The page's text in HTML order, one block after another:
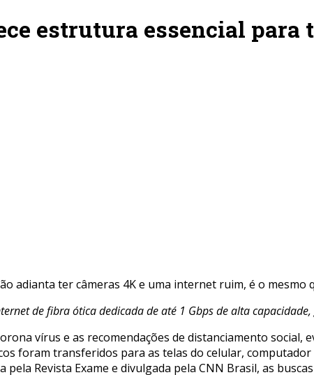
estrutura essencial para
adianta ter câmeras 4K e uma internet ruim, é o
de fibra ótica dedicada de até 1 Gbps de alta
vírus e as recomendações de distanciamento
foram transferidos para as telas do celular,
pela Revista Exame e divulgada pela CNN Brasil, as